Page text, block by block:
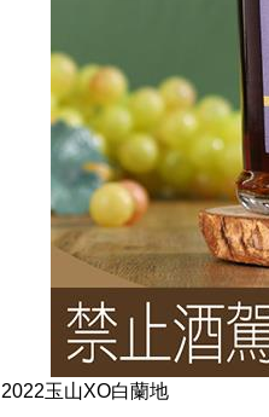
2022玉山XO白蘭地